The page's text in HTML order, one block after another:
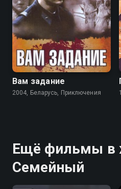
5.4
Вам задание
2004, Беларусь, Приключения
Ещё фильмы в
Семейный